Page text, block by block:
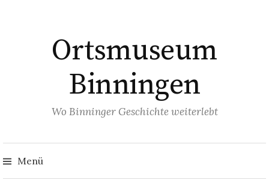
Ortsmuseum
Binningen
Wo Binninger Geschichte weiterlebt
Menü